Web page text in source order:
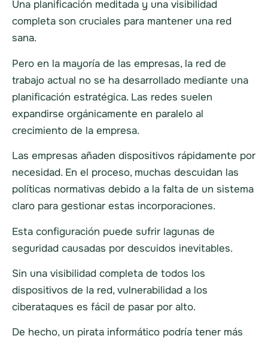
Una planificación meditada y una visibilidad
completa son cruciales para mantener una red
sana.
Pero en la mayoría de las empresas, la red de
trabajo actual no se ha desarrollado mediante una
planificación estratégica. Las redes suelen
expandirse orgánicamente en paralelo al
crecimiento de la empresa.
Las empresas añaden dispositivos rápidamente por
necesidad. En el proceso, muchas descuidan las
políticas normativas debido a la falta de un sistema
claro para gestionar estas incorporaciones.
Esta configuración puede sufrir lagunas de
seguridad causadas por descuidos inevitables.
Sin una visibilidad completa de todos los
dispositivos de la red,vulnerabilidad a los
ciberataques es fácil de pasar por alto.
De hecho, un pirata informático podría tener más